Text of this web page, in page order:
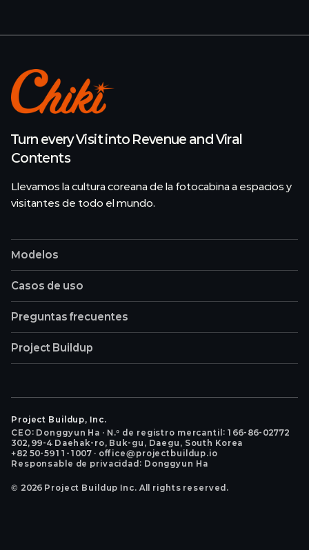
Turn every Visit into Revenue and Viral
Contents
Llevamos la cultura coreana de la fotocabina a espacios y
visitantes de todo el mundo.
Modelos
Casos de uso
Preguntas frecuentes
Project Buildup
Project Buildup, Inc.
CEO: Donggyun Ha · N.º de registro mercantil: 166-86-02772
302, 99-4 Daehak-ro, Buk-gu, Daegu, South Korea
+82 50-5911-1007 · office@projectbuildup.io
Responsable de privacidad: Donggyun Ha
© 2026 Project Buildup Inc. All rights reserved.